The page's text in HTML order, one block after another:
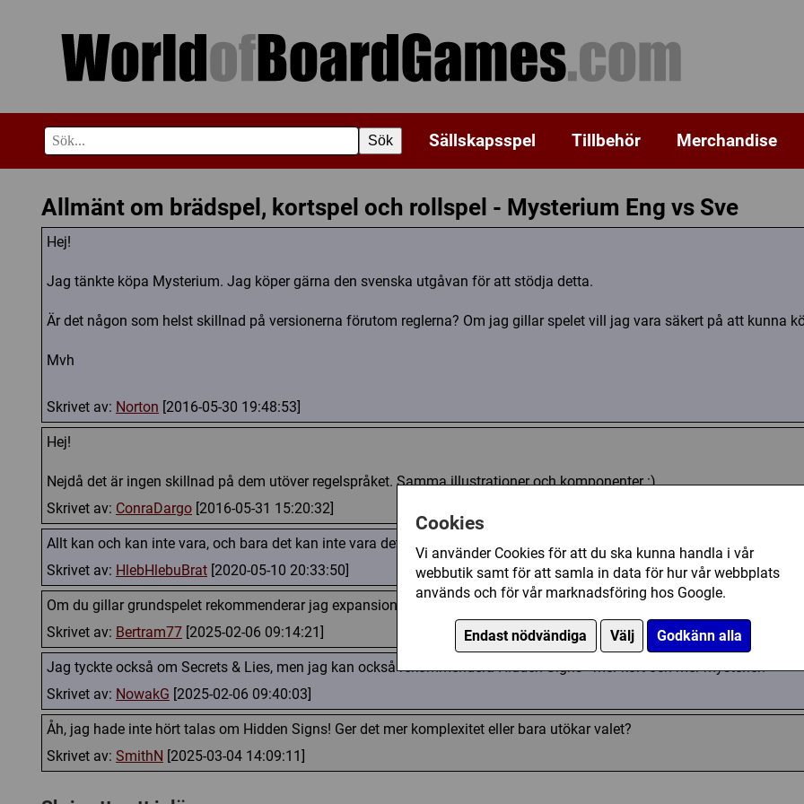
Cookies
Vi använder Cookies för att du ska kunna handla i vår
webbutik samt för att samla in data för hur vår webbplats
används och för vår marknadsföring hos Google.
Endast nödvändiga Välj Godkänn alla
Sök Sällskapsspel Tillbehör Merchandise
Allmänt om brädspel, kortspel och rollspel - Mysterium Eng vs Sve
Hej!
Jag tänkte köpa Mysterium. Jag köper gärna den svenska utgåvan för att stödja detta.
Är det någon som helst skillnad på versionerna förutom reglerna? Om jag gillar spelet vill jag vara säkert på att kunna
Mvh
Skrivet av: Norton [2016-05-30 19:48:53]
Hej!
Nejdå det är ingen skillnad på dem utöver regelspråket. Samma illustrationer och komponenter :)
Skrivet av: ConraDargo [2016-05-31 15:20:32]
Allt kan och kan inte vara, och bara det kan inte vara det som inte kan vara, det kan bara vara, och det är inte exakt allt.
Skrivet av: HlebHlebuBrat [2020-05-10 20:33:50]
Om du gillar grundspelet rekommenderar jag expansionspaketet Secrets & Lies - det lägger till intressanta
Skrivet av: Bertram77 [2025-02-06 09:14:21]
Jag tyckte också om Secrets & Lies, men jag kan också rekommendera Hidden Signs - mer kort och mer mysterier!
Skrivet av: NowakG [2025-02-06 09:40:03]
Åh, jag hade inte hört talas om Hidden Signs! Ger det mer komplexitet eller bara utökar valet?
Skrivet av: SmithN [2025-03-04 14:09:11]